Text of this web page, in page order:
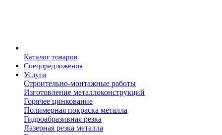
Каталог товаров
Спецпредложения
Услуги
Строительно-монтажные работы
Изготовление металлоконструкций
Горячее цинкование
Полимерная покраска металла
Гидроабразивная резка
Лазерная резка металла